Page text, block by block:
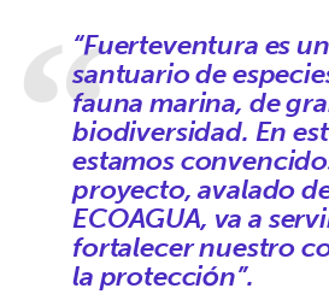
“Fuerteventura es
santuario de
fauna marina, de
biodiversidad. En
estamos
proyecto, avalado
ECOAGUA, va a
fortalecer nuestro
la protección”.